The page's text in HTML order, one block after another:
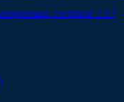
снимков 1-17